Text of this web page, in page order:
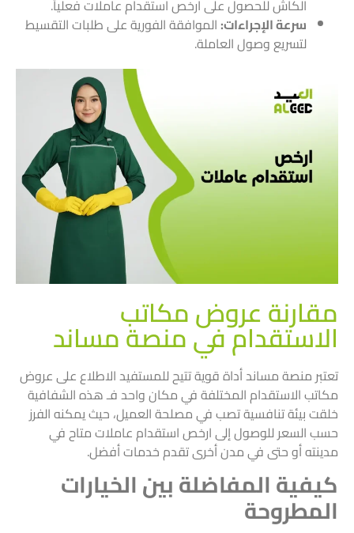
الكاش للحصول على ارخص استقدام عاملات فعلياً.
سرعة الإجراءات:الموافقة الفورية على طلبات التقسيط
لتسريع وصول العاملة.
مقارنة عروض مكاتب
الاستقدام في منصة مساند
تعتبر منصة مساند أداة قوية تتيح للمستفيد الاطلاع على عروض
مكاتب الاستقدام المختلفة في مكان واحد فـ هذه الشفافية
خلقت بيئة تنافسية تصب في مصلحة العميل، حيث يمكنه الفرز
حسب السعر للوصول إلى ارخص استقدام عاملات متاح في
مدينته أو حتى في مدن أخرى تقدم خدمات أفضل.
كيفية المفاضلة بين الخيارات
المطروحة